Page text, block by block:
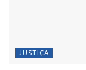
JUSTIÇA